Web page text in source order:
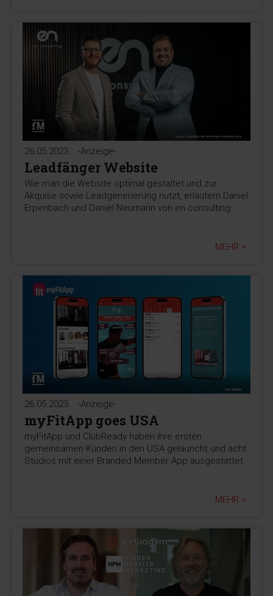
26.05.2023 -Anzeige-
Leadfänger Website
Wie man die Website optimal gestaltet und zur
Akquise sowie Leadgenerierung nutzt, erläutern Daniel
Erpenbach und Daniel Neumann von en consulting.
MEHR >
26.05.2023 -Anzeige-
myFitApp goes USA
myFitApp und ClubReady haben ihre ersten
gemeinsamen Kunden in den USA gelauncht und acht
Studios mit einer Branded Member App ausgestattet.
MEHR >